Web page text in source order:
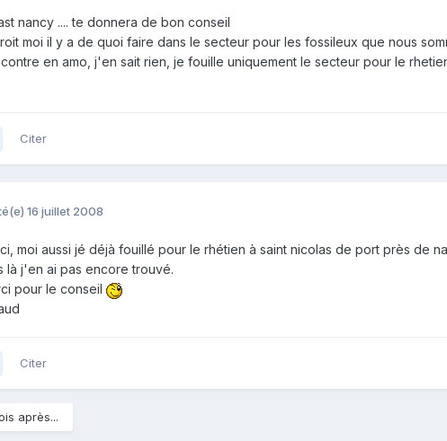
nancy .... te donnera de bon conseil
moi il y a de quoi faire dans le secteur pour les fossileux que nous
en amo, j'en sait rien, je fouille uniquement le secteur pour le
Citer
16 juillet 2008
moi aussi jé déjà fouillé pour le rhétien à saint nicolas de port près de
là j'en ai pas encore trouvé.
pour le conseil
Citer
après...